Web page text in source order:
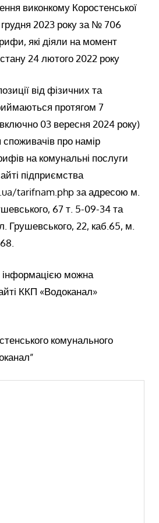
виконкому Коростенської
грудня 2023 року за № 706
які діяли на момент
24 лютого 2022 року
від фізичних та
протягом 7
03 вересня 2024 року)
про намір
на комунальні послуги
підприємства
tarifnam.php за адресою м.
67 т. 5-09-34 та
Грушевського, 22, каб.65, м.
можна
ККП «Водоканал»
комунального